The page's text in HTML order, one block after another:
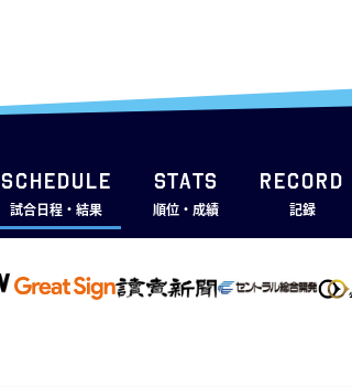
SCHEDULE
試合日程・結果
STATS
順位・成績
RECORD
記録